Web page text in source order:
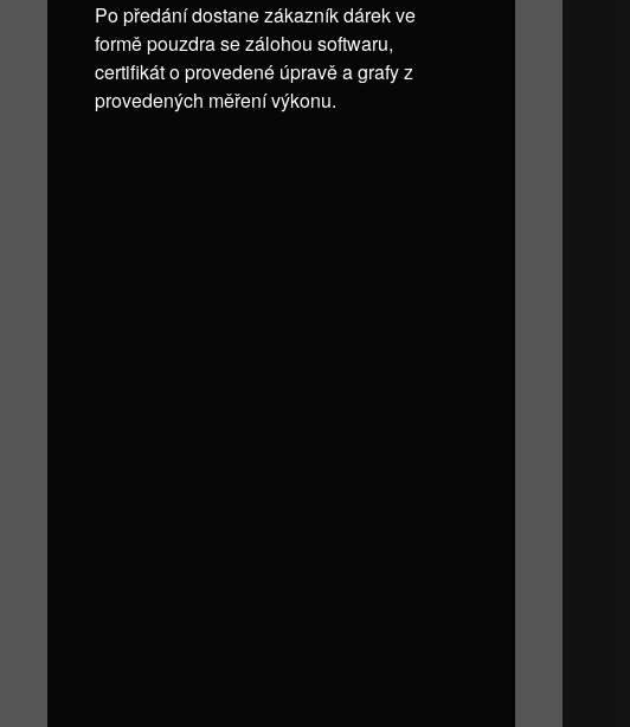
Po předání dostane zákazník dárek ve
formě pouzdra se zálohou softwaru,
certifikát o provedené úpravě a grafy z
provedených měření výkonu.